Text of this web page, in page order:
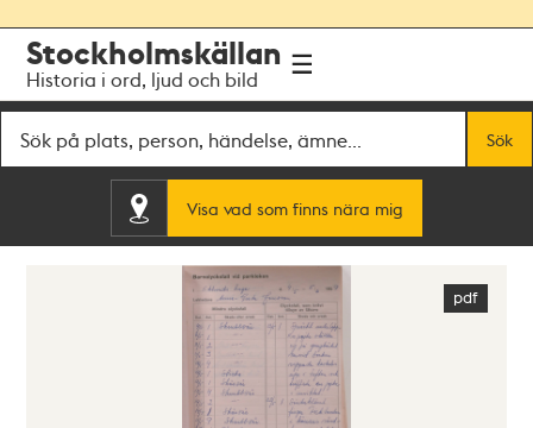
navigationen
huvudinnehållet
Stockholmskällan
Historia i ord, ljud och bild
Sök
Visa vad som finns nära mig